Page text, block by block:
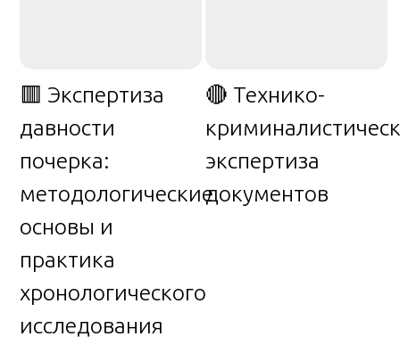
🟥 Экспертиза
давности
почерка:
методологические
основы и
практика
хронологического
исследования
🔴 Технико-
экспертиза
документов